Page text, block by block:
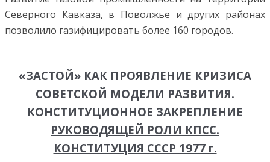
Северного Кавказа, в Поволжье и других районах
позволило газифицировать более 160 городов.
«ЗАСТОЙ» КАК ПРОЯВЛЕНИЕ КРИЗИСА
СОВЕТСКОЙ МОДЕЛИ РАЗВИТИЯ.
КОНСТИТУЦИОННОЕ ЗАКРЕПЛЕНИЕ
РУКОВОДЯЩЕЙ РОЛИ КПСС.
КОНСТИТУЦИЯ СССР 1977 г.